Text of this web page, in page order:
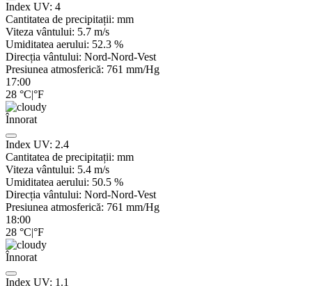
Index UV: 4
Cantitatea de precipitații: mm
Viteza vântului: 5.7 m/s
Umiditatea aerului: 52.3 %
Direcția vântului: Nord-Nord-Vest
Presiunea atmosferică: 761 mm/Hg
17:00
28 °C|°F
Înnorat
Index UV: 2.4
Cantitatea de precipitații: mm
Viteza vântului: 5.4 m/s
Umiditatea aerului: 50.5 %
Direcția vântului: Nord-Nord-Vest
Presiunea atmosferică: 761 mm/Hg
18:00
28 °C|°F
Înnorat
Index UV: 1.1